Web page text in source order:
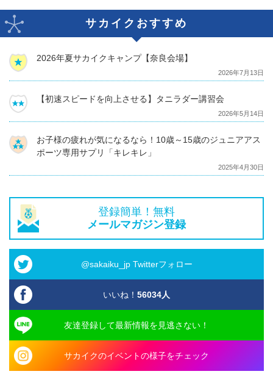
サカイクおすすめ
2026年夏サカイクキャンプ【奈良会場】
2026年7月13日
【初速スピードを向上させる】タニラダー講習会
2026年5月14日
お子様の疲れが気になるなら！10歳～15歳のジュニアアス
ポーツ専用サプリ「キレキレ」
2025年4月30日
登録簡単！無料
メールマガジン登録
@sakaiku_jp Twitterフォロー
いいね！ 56034人
友達登録して最新情報を見逃さない！
サカイクのイベントの様子をチェック